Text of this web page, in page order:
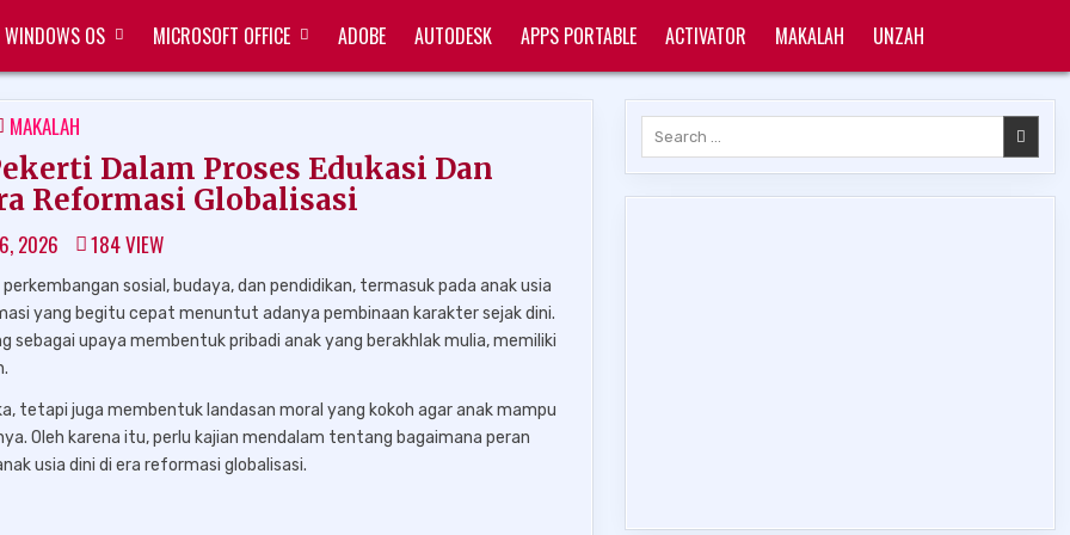
WINDOWS OS MICROSOFT OFFICE ADOBE AUTODESK APPS PORTABLE ACTIVATOR MAKALAH UNZAH
POSTED
IN
MAKALAH
Dalam Proses Edukasi Dan
Reformasi Globalisasi
2026 184VIEW
sosial, budaya, dan pendidikan, termasuk pada anak usia
yang begitu cepat menuntut adanya pembinaan karakter sejak dini.
upaya membentuk pribadi anak yang berakhlak mulia, memiliki
tetapi juga membentuk landasan moral yang kokoh agar anak mampu
Oleh karena itu, perlu kajian mendalam tentang bagaimana peran
usia dini di era reformasi globalisasi.